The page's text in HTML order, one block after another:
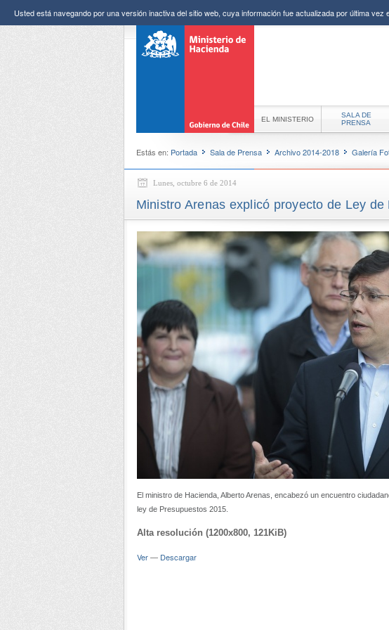
Usted está navegando por una versión inactiva del sitio web, cuya información fue actualizada por última
EL MINISTERIO
SALA DE
PRENSA
Estás en: Portada Sala de Prensa Archivo 2014-2018 Galería
Lunes, octubre 6 de 2014
Ministro Arenas explicó proyecto de Ley
El ministro de Hacienda, Alberto Arenas, encabezó un encuentro
ley de Presupuestos 2015.
Alta resolución (1200x800, 121KiB)
Ver— Descargar